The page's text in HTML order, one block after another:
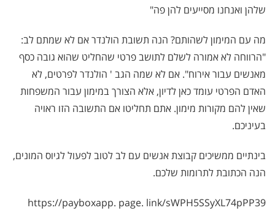
שלהן ואנחנו מסייעים להן פה"
מה עם המימון לשהותם? הנה תשובת הולנדר אם לא שמתם לב:
"הרווחה לא אמורה לשלם לתושב פרטי שהחליט שהוא גובה כסף
מאנשים עבור אירוח". אם לא שמה הגב ' הולנדר לפרטים, לא
האדם הפרטי עומד כאן לדיון, אלא הצורך במימון עבור המשפחות
שאין להם מקורות מימון. אתם תחליטו אם התשובה הזו ראויה
בעיניכם.
בינתיים ממשיכים קבוצת אנשים עם לב לטוב לפעול לגיוס המונים,
הנה הכתובת לתרומות שלכם.
https://payboxapp. page. link/sWPH5SSyXL74pPP39